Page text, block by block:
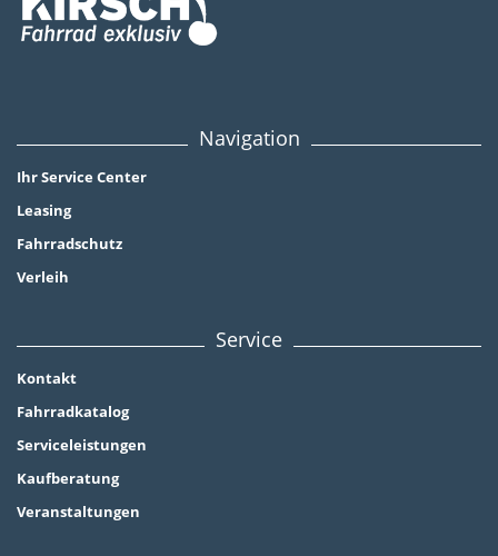
Navigation
Ihr Service Center
Leasing
Fahrradschutz
Verleih
Service
Kontakt
Fahrradkatalog
Serviceleistungen
Kaufberatung
Veranstaltungen